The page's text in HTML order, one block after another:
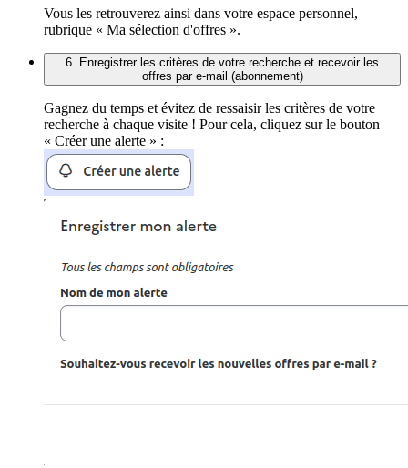
Vous les retrouverez ainsi dans votre espace personnel,
rubrique « Ma sélection d'offres ».
6. Enregistrer les critères de votre recherche et recevoir les
offres par e-mail (abonnement)
Gagnez du temps et évitez de ressaisir les critères de votre
recherche à chaque visite ! Pour cela, cliquez sur le bouton
« Créer une alerte » :